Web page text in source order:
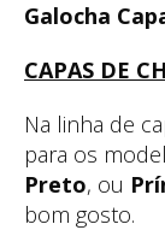
Galocha
CAPAS DE
Na linha de
para os
Preto, ou
bom gosto.